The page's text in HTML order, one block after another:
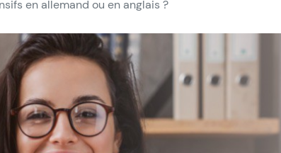
en allemand ou en anglais ?